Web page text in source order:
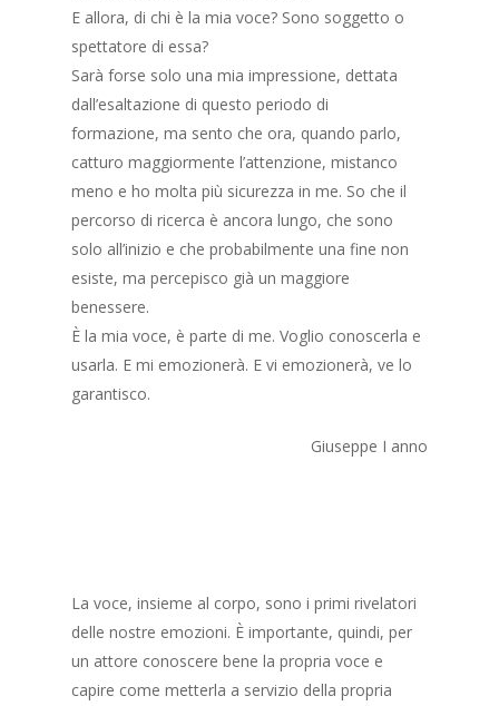
E allora, di chi è la mia voce? Sono soggetto o
spettatore di essa?
Sarà forse solo una mia impressione, dettata
dall’esaltazione di questo periodo di
formazione, ma sento che ora, quando parlo,
catturo maggiormente l’attenzione, mistanco
meno e ho molta più sicurezza in me. So che il
percorso di ricerca è ancora lungo, che sono
solo all’inizio e che probabilmente una fine non
esiste, ma percepisco già un maggiore
benessere.
È la mia voce, è parte di me. Voglio conoscerla e
usarla. E mi emozionerà. E vi emozionerà, ve lo
garantisco.
Giuseppe I anno
La voce, insieme al corpo, sono i primi rivelatori
delle nostre emozioni. È importante, quindi, per
un attore conoscere bene la propria voce e
capire come metterla a servizio della propria